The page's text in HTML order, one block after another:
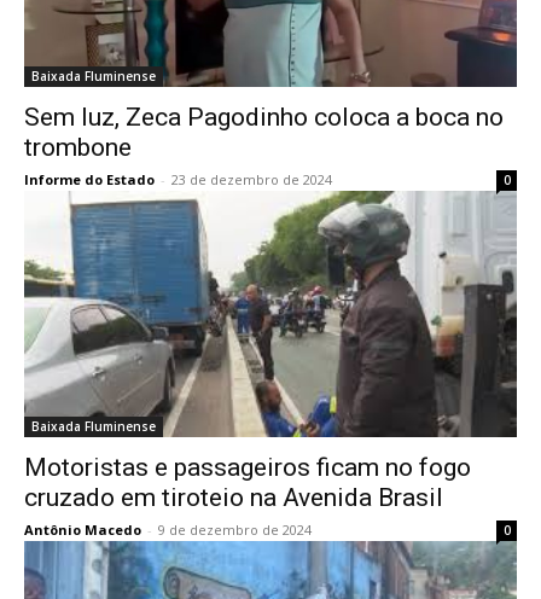
Baixada Fluminense
Sem luz, Zeca Pagodinho coloca a boca no
trombone
Informe do Estado - 23 de dezembro de 2024 0
Baixada Fluminense
Motoristas e passageiros ficam no fogo
cruzado em tiroteio na Avenida Brasil
Antônio Macedo - 9 de dezembro de 2024 0